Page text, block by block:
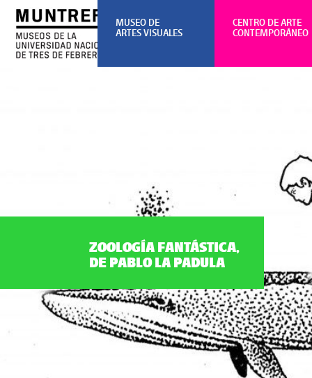
ZOOLOGÍA FANTÁSTICA,
DE PABLO LA PADULA
CENTRO DE ARTE
CONTEMPORÁNEO
MUSEO DE
ARTES VISUALES